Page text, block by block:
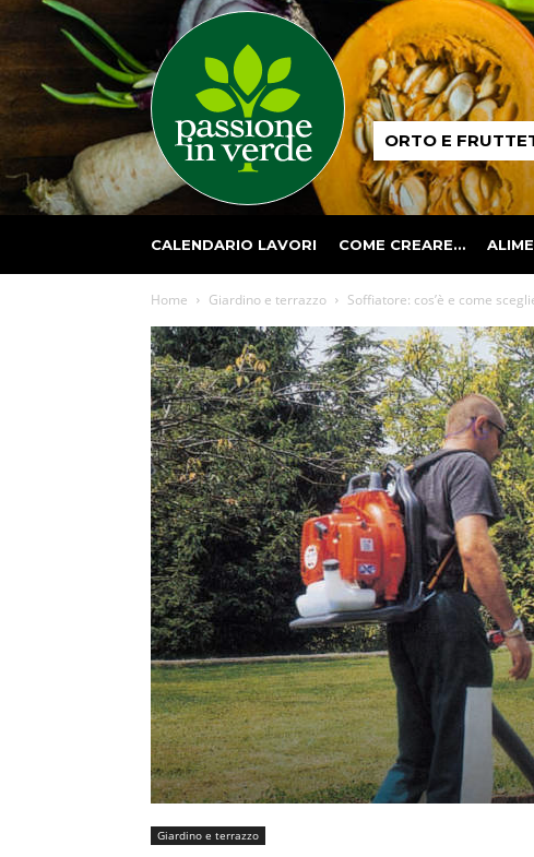
Passione
in ORTO E
CALENDARIO LAVORI COME CREARE…
Home Giardino e terrazzo Soffiatore: cos’è e come
Giardino e terrazzo